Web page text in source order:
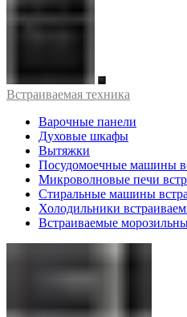
Встраиваемая техника
Варочные панели
Духовые шкафы
Вытяжки
Посудомоечные машины
Микроволновые печи
Стиральные машины
Холодильники
Встраиваемые